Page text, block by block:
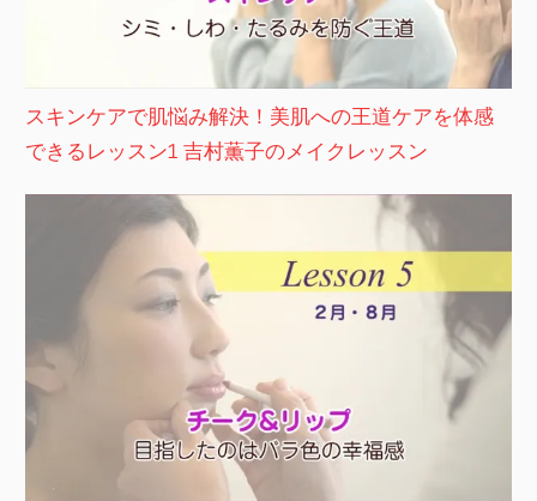
スキンケアで肌悩み解決！美肌への王道ケアを体感
できるレッスン1 吉村薫子のメイクレッスン